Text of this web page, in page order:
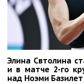
Элина Свтолина
и в матче 2-го
над Ноэми